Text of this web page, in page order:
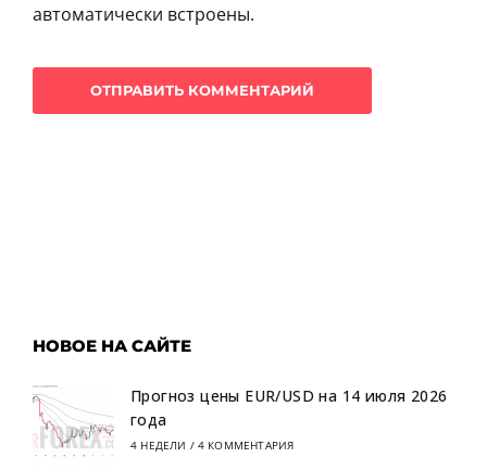
автоматически встроены.
НОВОЕ НА САЙТЕ
Прогноз цены EUR/USD на 14 июля 2026
года
4 НЕДЕЛИ / 4 КОММЕНТАРИЯ